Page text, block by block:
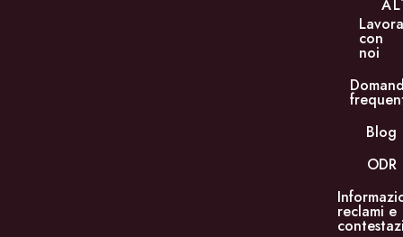
Lavora
con
noi
Blog
ODR
reclami e